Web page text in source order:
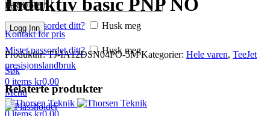
Logg Inn
Mistet passordet ditt? Husk meg
Password*
Logg Inn
Mistet passordet ditt?
Husk meg
Søk
0 items kr0,00
Menu
0items kr0,00
Induktiv basic PNP NO
Kontakt for pris
Produktnr:TJ-IA12DSN04PO-5MKategorier: Hele varen, TeeJet
presisjonslandbruk
Relaterte produkter